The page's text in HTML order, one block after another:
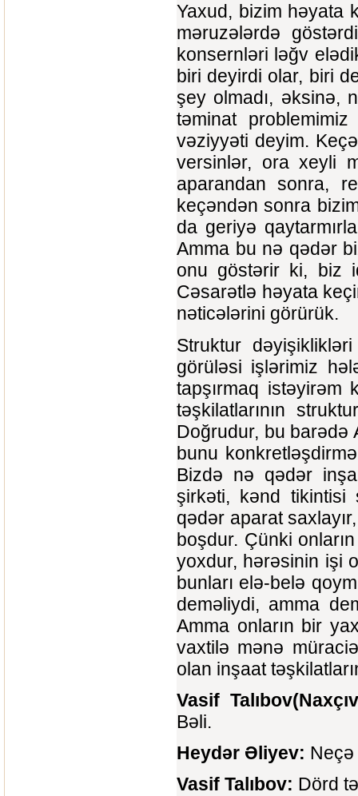
Yaxud, bizim həyata
məruzələrdə
konsernləri ləğv
biri deyirdi olar, biri
şey olmadı, əksinə,
təminat
vəziyyəti deyim.
versinlər, ora xeyli
aparandan sonra,
keçəndən sonra
da geriyə
Amma bu nə qədər
onu göstərir ki, biz
Cəsarətlə həyata
nəticələrini görürük.
Struktur
görüləsi işlərimiz
tapşırmaq istəyirəm
təşkilatlarının
Doğrudur, bu barədə
bunu
Bizdə nə qədər
şirkəti, kənd tikintisi
qədər aparat
boşdur. Çünki
yoxdur, hərəsinin işi
bunları elə-belə
deməliydi, amma
Amma onların bir
vaxtilə mənə
olan inşaat
Vasif
Bəli.
Heydər Əliyev: Neçə
Vasif Talıbov: Dörd